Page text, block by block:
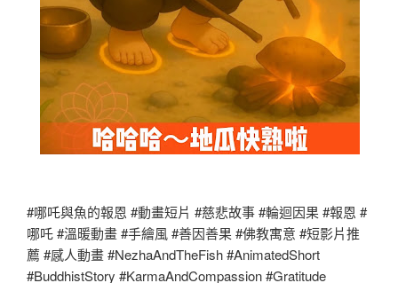
#哪吒與魚的報恩 #動畫短片 #慈悲故事 #輪迴因果 #報恩 #
哪吒 #溫暖動畫 #手繪風 #善因善果 #佛教寓意 #短影片推
薦 #感人動畫 #NezhaAndTheFish #AnimatedShort
#BuddhistStory #KarmaAndCompassion #Gratitude